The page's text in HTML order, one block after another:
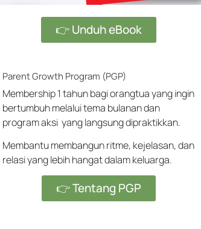
👉 Unduh eBook
Parent Growth Program (PGP)
Membership 1 tahun bagi orangtua yang ingin
bertumbuh melalui tema bulanan dan
program aksi yang langsung dipraktikkan.
Membantu membangun ritme, kejelasan, dan
relasi yang lebih hangat dalam keluarga.
👉 Tentang PGP